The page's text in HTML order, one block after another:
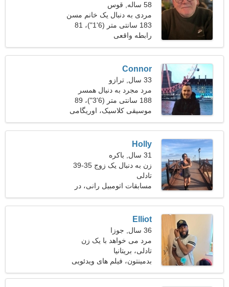
58 ساله, قوس
مردی به دنبال یک خانم مسن
48-56
183 سانتی متر (6'1")، 81
کیلوگرم (178 پوند)
رابطه واقعی
Connor
33 سال, ترازو
مرد مجرد به دنبال همسر
188 سانتی متر (6'3")، 89
کیلوگرم (196 پوند)
موسیقی کلاسیک، اوریگامی
Holly
31 سال, باکره
زن به دنبال یک زوج 35-39
تادلی
مسابقات اتومبیل رانی، در
طبیعت استراحت کنید
Elliot
36 سال, جوزا
مرد می خواهد با یک زن
ملاقات کند
تادلی، بریتانیا
بدمینتون، فیلم های ویدئویی